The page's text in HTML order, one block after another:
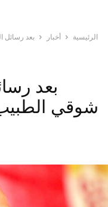
الرئيسية أخبار
بعد رسائل
بعد
شوقي